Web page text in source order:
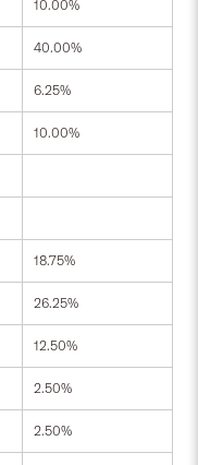
10.00%
40.00%
6.25%
10.00%
18.75%
26.25%
12.50%
2.50%
2.50%